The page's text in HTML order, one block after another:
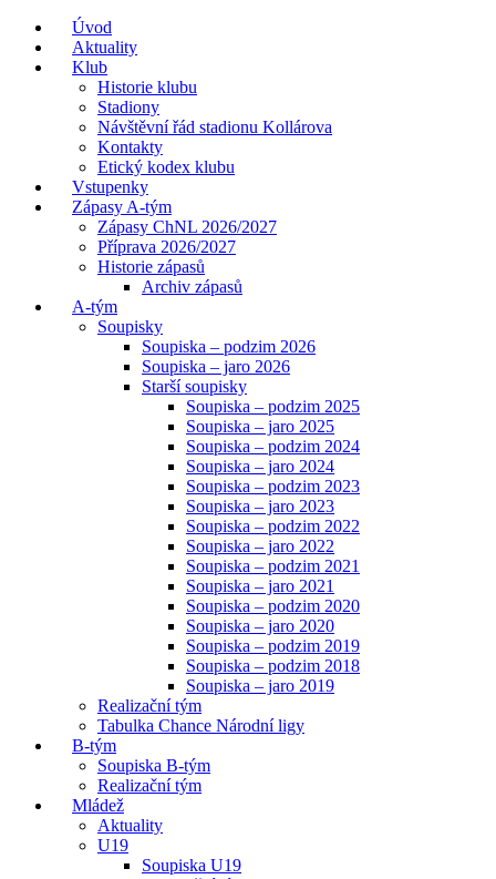
Úvod
Aktuality
Klub
Historie klubu
Stadiony
Návštěvní řád stadionu Kollárova
Kontakty
Etický kodex klubu
Vstupenky
Zápasy A-tým
Zápasy ChNL 2026/2027
Příprava 2026/2027
Historie zápasů
Archiv zápasů
A-tým
Soupisky
Soupiska – podzim 2026
Soupiska – jaro 2026
Starší soupisky
Soupiska – podzim 2025
Soupiska – jaro 2025
Soupiska – podzim 2024
Soupiska – jaro 2024
Soupiska – podzim 2023
Soupiska – jaro 2023
Soupiska – podzim 2022
Soupiska – jaro 2022
Soupiska – podzim 2021
Soupiska – jaro 2021
Soupiska – podzim 2020
Soupiska – jaro 2020
Soupiska – podzim 2019
Soupiska – podzim 2018
Soupiska – jaro 2019
Realizační tým
Tabulka Chance Národní ligy
B-tým
Soupiska B-tým
Realizační tým
Mládež
Aktuality
U19
Soupiska U19